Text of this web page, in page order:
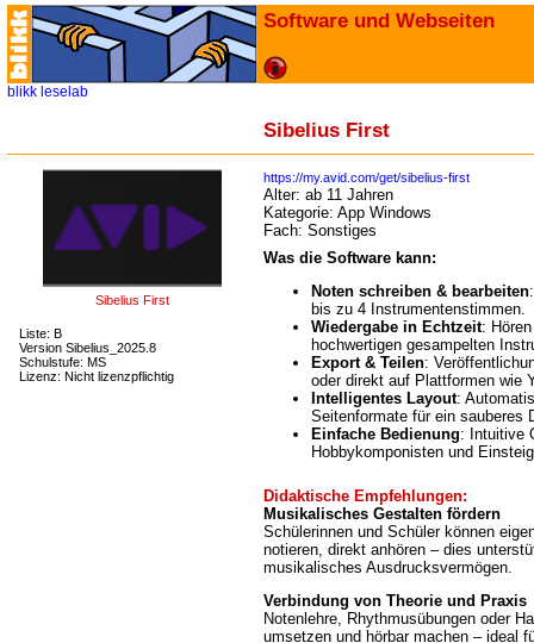
Software und Webseiten
blikk leselab
Sibelius First
Sibelius First
Liste: B
Version Sibelius_2025.8
Schulstufe: MS
Lizenz: Nicht lizenzpflichtig
https://my.avid.com/get/sibelius-first
Alter: ab 11 Jahren
Kategorie: App Windows
Fach: Sonstiges
Was die Software kann:
Noten schreiben & bearbeiten
bis zu 4 Instrumentenstimmen.
Wiedergabe in Echtzeit:
hochwertigen gesampelten
Export & Teilen:
oder direkt auf Plattformen wie
Intelligentes Layout:
Seitenformate für ein sauberes
Einfache Bedienung: Intuitive
Hobbykomponisten und
Didaktische Empfehlungen:
Musikalisches Gestalten fördern
Schülerinnen und Schüler können
notieren, direkt anhören – dies
musikalisches Ausdrucksvermögen.
Verbindung von Theorie und Praxis
Notenlehre, Rhythmusübungen oder
umsetzen und hörbar machen – ideal